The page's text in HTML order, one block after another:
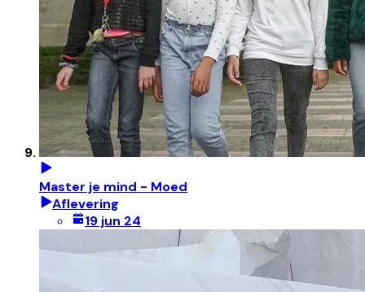
Master je mind - Moed
Aflevering
19 jun 24